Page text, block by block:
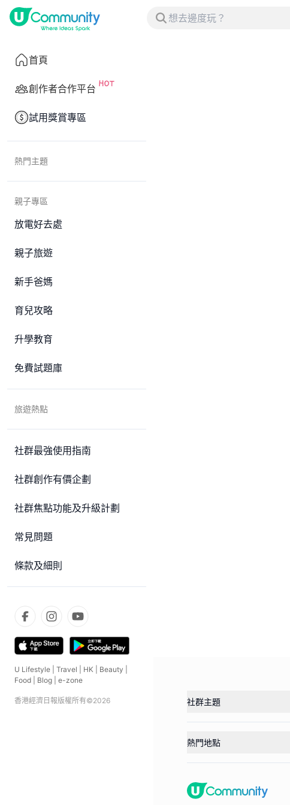
首頁
創作者合作平台
試用獎賞專區
熱門主題
親子專區
放電好去處
親子旅遊
新手爸媽
育兒攻略
升學教育
免費試題庫
旅遊熱點
社群最強使用指南
社群創作有價企劃
社群焦點功能及升級計劃
常見問題
條款及細則
U Lifestyle Travel HK Beauty
Food
Blog e-zone
香港經濟日報版權所有©2026 社群主題
熱門地點